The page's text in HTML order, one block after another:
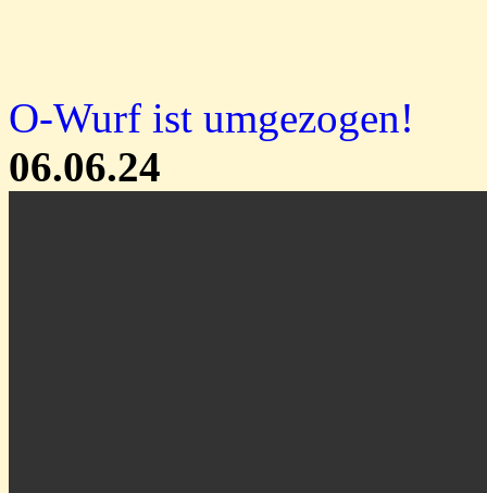
O-Wurf ist umgezogen!
06.06.24